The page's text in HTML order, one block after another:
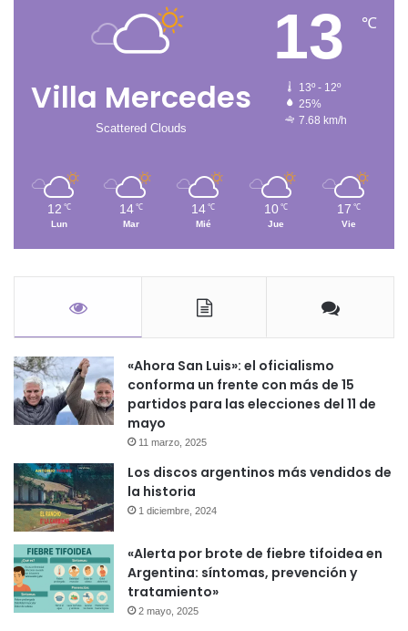
Villa Mercedes
Scattered Clouds
13 ℃
13º - 12º
25%
7.68 km/h
12 ℃
Lun
14 ℃
Mar
14 ℃
Mié
10 ℃
Jue
17 ℃
Vie
«Ahora San Luis»: el oficialismo
conforma un frente con más de 15
partidos para las elecciones del 11 de
mayo
11 marzo, 2025
Los discos argentinos más vendidos de
la historia
1 diciembre, 2024
«Alerta por brote de fiebre tifoidea en
Argentina: síntomas, prevención y
tratamiento»
2 mayo, 2025